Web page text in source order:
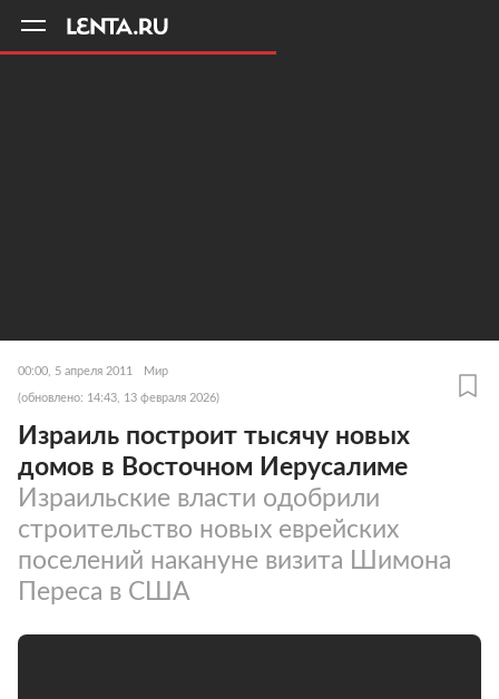
00:00, 5 апреля 2011 Мир
(обновлено: 14:43, 13 февраля 2026)
Израиль построит тысячу новых
домов в Восточном Иерусалиме
Израильские власти одобрили
строительство новых еврейских
поселений накануне визита Шимона
Переса в США